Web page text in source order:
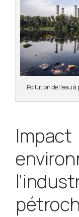
Pollution de l’eau
Impact